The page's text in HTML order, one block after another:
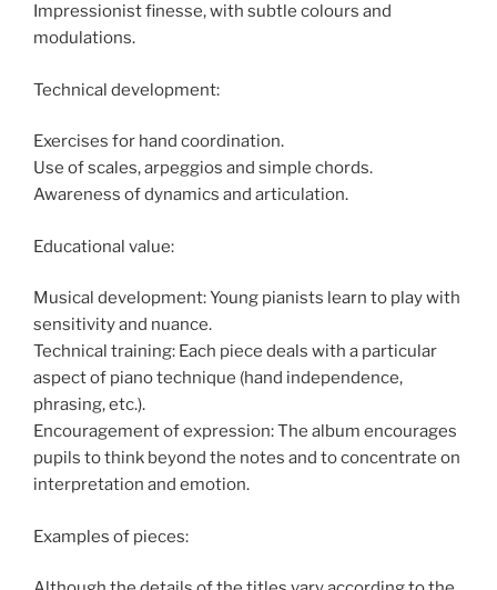
Impressionist finesse, with subtle colours and
modulations.
Technical development:
Exercises for hand coordination.
Use of scales, arpeggios and simple chords.
Awareness of dynamics and articulation.
Educational value:
Musical development: Young pianists learn to play with
sensitivity and nuance.
Technical training: Each piece deals with a particular
aspect of piano technique (hand independence,
phrasing, etc.).
Encouragement of expression: The album encourages
pupils to think beyond the notes and to concentrate on
interpretation and emotion.
Examples of pieces: